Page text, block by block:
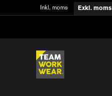
Inkl. moms Exkl. moms